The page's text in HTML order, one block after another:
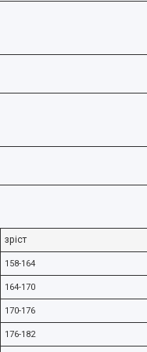
зріст
158-164
164-170
170-176
176-182